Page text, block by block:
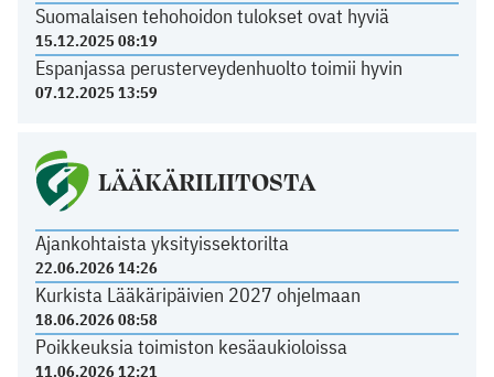
Suomalaisen tehohoidon tulokset ovat hyviä
15.12.2025 08:19
Espanjassa perusterveydenhuolto toimii hyvin
07.12.2025 13:59
LÄÄKÄRILIITOSTA
Ajankohtaista yksityissektorilta
22.06.2026 14:26
Kurkista Lääkäripäivien 2027 ohjelmaan
18.06.2026 08:58
Poikkeuksia toimiston kesäaukioloissa
11.06.2026 12:21